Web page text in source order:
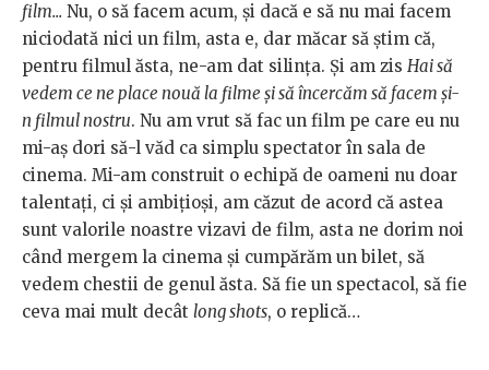
film... Nu, o să facem acum, și dacă e să nu mai facem
niciodată nici un film, asta e, dar măcar să știm că,
pentru filmul ăsta, ne-am dat silința. Și am zis Hai să
vedem ce ne place nouă la filme și să încercăm să facem și-
n filmul nostru. Nu am vrut să fac un film pe care eu nu
mi-aș dori să-l văd ca simplu spectator în sala de
cinema. Mi-am construit o echipă de oameni nu doar
talentați, ci și ambițioși, am căzut de acord că astea
sunt valorile noastre vizavi de film, asta ne dorim noi
când mergem la cinema și cumpărăm un bilet, să
vedem chestii de genul ăsta. Să fie un spectacol, să fie
ceva mai mult decât long shots, o replică…